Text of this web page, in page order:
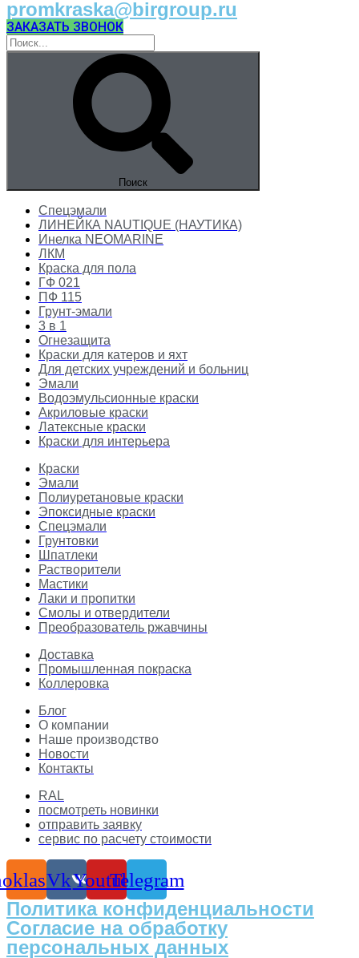
promkraska@birgroup.ru
ЗАКАЗАТЬ ЗВОНОК
Поиск
Спецэмали
ЛИНЕЙКА NAUTIQUE (НАУТИКА)
Инелка NEOMARINE
ЛКМ
Краска для пола
ГФ 021
ПФ 115
Грунт-эмали
3 в 1
Огнезащита
Краски для катеров и яхт
Для детских учреждений и больниц
Эмали
Водоэмульсионные краски
Акриловые краски
Латексные краски
Краски для интерьера
Краски
Эмали
Полиуретановые краски
Эпоксидные краски
Спецэмали
Грунтовки
Шпатлеки
Растворители
Мастики
Лаки и пропитки
Смолы и отвердители
Преобразователь ржавчины
Доставка
Промышленная покраска
Коллеровка
Блог
О компании
Наше производство
Новости
Контакты
RAL
посмотреть новинки
отправить заявку
сервис по расчету стоимости
VkYoutubeTelegram
Политика конфиденциальности
Согласие на обработку
персональных данных